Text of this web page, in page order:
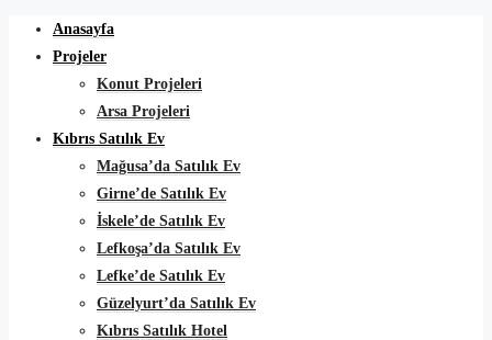
Anasayfa
Projeler
Konut Projeleri
Arsa Projeleri
Kıbrıs Satılık Ev
Mağusa’da Satılık Ev
Girne’de Satılık Ev
İskele’de Satılık Ev
Lefkoşa’da Satılık Ev
Lefke’de Satılık Ev
Güzelyurt’da Satılık Ev
Kıbrıs Satılık Hotel